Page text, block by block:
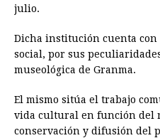
julio.
Dicha institución cuenta
social, por sus
museológica de Granma.
El mismo sitúa el trabajo
vida cultural en función del
conservación y difusión del